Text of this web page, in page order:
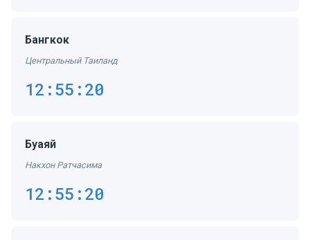
Бангкок
Центральный Таиланд
12:55:20
Буаяй
Накхон Ратчасима
12:55:20